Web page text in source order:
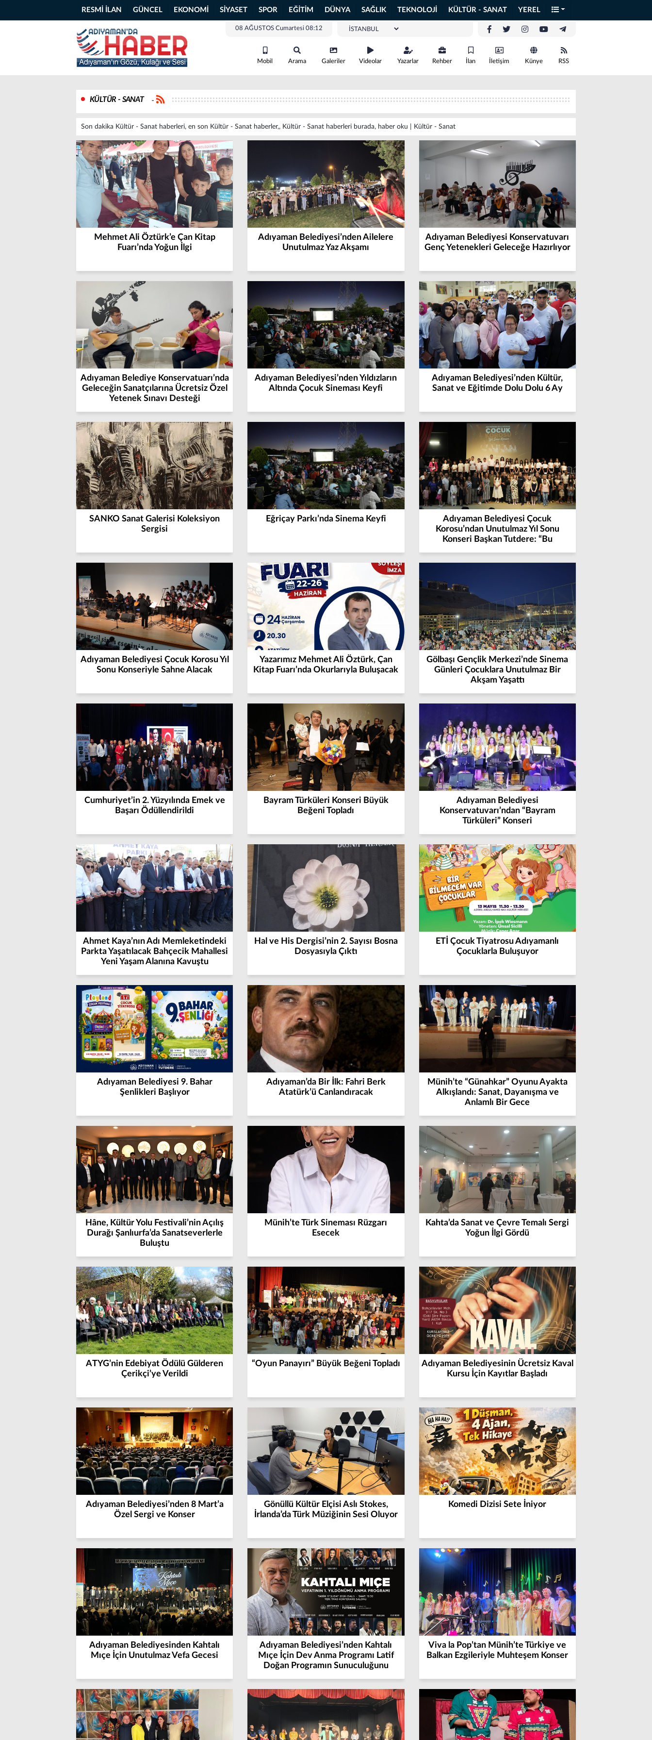
RESMİ İLAN GÜNCEL EKONOMİ SİYASET SPOR EĞİTİM DÜNYA SAĞLIK TEKNOLOJİ KÜLTÜR - SANAT YEREL
08 AĞUSTOS Cumartesi 08:12
Mobil Arama Galeriler Videolar Yazarlar Rehber İlan İletişim Künye RSS
KÜLTÜR - SANAT -
Son dakika Kültür - Sanat haberleri, en son Kültür - Sanat haberler,, Kültür - Sanat haberleri burada, haber oku | Kültür - Sanat
Mehmet Ali Öztürk’e Çan Kitap
Fuarı’nda Yoğun İlgi
Adıyaman Belediyesi’nden Ailelere
Unutulmaz Yaz Akşamı
Adıyaman Belediyesi Konservatuvarı
Genç Yetenekleri Geleceğe Hazırlıyor
Adıyaman Belediye Konservatuarı’nda
Geleceğin Sanatçılarına Ücretsiz Özel
Yetenek Sınavı Desteği
Adıyaman Belediyesi’nden Yıldızların
Altında Çocuk Sineması Keyfi
Adıyaman Belediyesi’nden Kültür,
Sanat ve Eğitimde Dolu Dolu 6 Ay
SANKO Sanat Galerisi Koleksiyon
Sergisi
Eğriçay Parkı’nda Sinema Keyfi
Adıyaman Belediyesi Çocuk
Korosu’ndan Unutulmaz Yıl Sonu
Konseri Başkan Tutdere: “Bu
Adıyaman Belediyesi Çocuk Korosu Yıl
Sonu Konseriyle Sahne Alacak
Yazarımız Mehmet Ali Öztürk, Çan
Kitap Fuarı’nda Okurlarıyla Buluşacak
Gölbaşı Gençlik Merkezi’nde Sinema
Günleri Çocuklara Unutulmaz Bir
Akşam Yaşattı
Cumhuriyet’in 2. Yüzyılında Emek ve
Başarı Ödüllendirildi
Bayram Türküleri Konseri Büyük
Beğeni Topladı
Adıyaman Belediyesi
Konservatuvarı’ndan “Bayram
Türküleri” Konseri
Ahmet Kaya’nın Adı Memleketindeki
Parkta Yaşatılacak Bahçecik Mahallesi
Yeni Yaşam Alanına Kavuştu
Hal ve His Dergisi’nin 2. Sayısı Bosna
Dosyasıyla Çıktı
ETİ Çocuk Tiyatrosu Adıyamanlı
Çocuklarla Buluşuyor
Adıyaman Belediyesi 9. Bahar
Şenlikleri Başlıyor
Adıyaman’da Bir İlk: Fahri Berk
Atatürk’ü Canlandıracak
Münih’te “Günahkar” Oyunu Ayakta
Alkışlandı: Sanat, Dayanışma ve
Anlamlı Bir Gece
Hâne, Kültür Yolu Festivali’nin Açılış
Durağı Şanlıurfa’da Sanatseverlerle
Buluştu
Münih’te Türk Sineması Rüzgarı
Esecek
Kahta’da Sanat ve Çevre Temalı Sergi
Yoğun İlgi Gördü
ATYG’nin Edebiyat Ödülü Gülderen
Çerikçi’ye Verildi
“Oyun Panayırı” Büyük Beğeni Topladı
Adıyaman Belediyesinin Ücretsiz Kaval
Kursu İçin Kayıtlar Başladı
Adıyaman Belediyesi’nden 8 Mart’a
Özel Sergi ve Konser
Gönüllü Kültür Elçisi Aslı Stokes,
İrlanda’da Türk Müziğinin Sesi Oluyor
Komedi Dizisi Sete İniyor
Adıyaman Belediyesinden Kahtalı
Mıçe İçin Unutulmaz Vefa Gecesi
Adıyaman Belediyesi’nden Kahtalı
Mıçe İçin Dev Anma Programı Latif
Doğan Programın Sunuculuğunu
Viva la Pop’tan Münih’te Türkiye ve
Balkan Ezgileriyle Muhteşem Konser